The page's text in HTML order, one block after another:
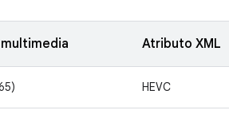
Atributo XML
HEVC